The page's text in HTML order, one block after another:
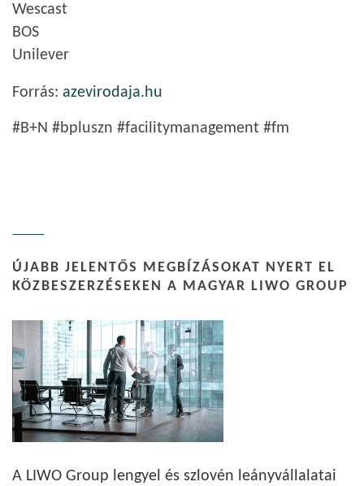
Wescast
BOS
Unilever
Forrás: azevirodaja.hu
#B+N #bpluszn #facilitymanagement #fm
ÚJABB JELENTŐS MEGBÍZÁSOKAT NYERT EL
KÖZBESZERZÉSEKEN A MAGYAR LIWO GROUP
A LIWO Group lengyel és szlovén leányvállalatai